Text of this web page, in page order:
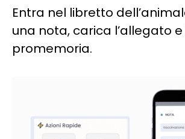
Entra nel libretto
una nota, carica l’allegato
promemoria.